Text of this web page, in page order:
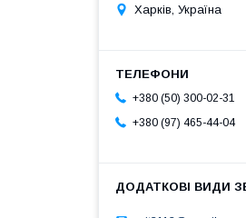
Харків, Україна
+380 (50) 300-02-31
+380 (97) 465-44-04